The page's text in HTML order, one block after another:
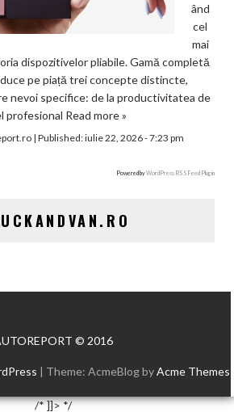
ând
cel
mai
dispozitivelor pliabile. Gamă completă
pe piață trei concepte distincte,
nevoi specifice: de la productivitatea de
profesional Read more »
| Published:iulie 22, 2026 - 7:23 pm
Powered byWordPress RSS Feed Plugin
© 2016
| Theme: AcmeBlog byAcme Themes
/* ]]> */